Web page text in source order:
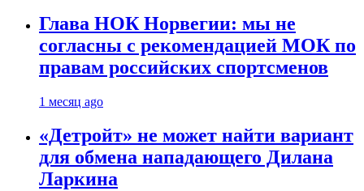
Глава НОК Норвегии: мы не
согласны с рекомендацией МОК по
правам российских спортсменов
1 месяц ago
«Детройт» не может найти вариант
для обмена нападающего Дилана
Ларкина